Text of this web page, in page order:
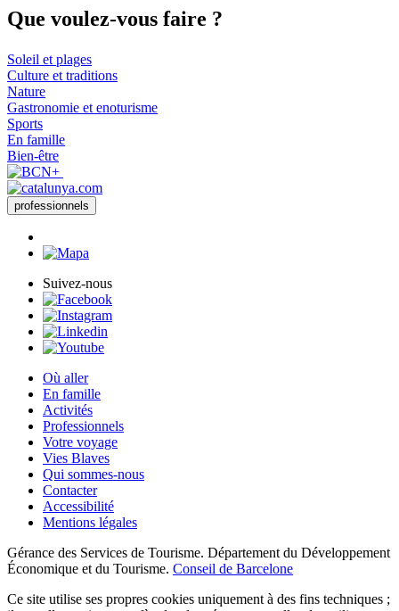
Que voulez-vous faire ?
Soleil et plages
Culture et traditions
Nature
Gastronomie et enoturisme
Sports
En famille
Bien-être
professionnels
Suivez-nous
Où aller
En famille
Activités
Professionnels
Votre voyage
Vies Blaves
Qui sommes-nous
Contacter
Accessibilité
Mentions légales
Gérance des Services de Tourisme. Département du Développement
Économique et du Tourisme. Conseil de Barcelone
Ce site utilise ses propres cookies uniquement à des fins techniques ;